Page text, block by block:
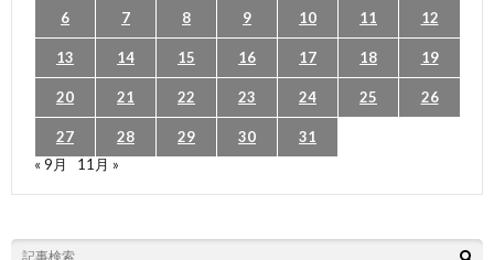
6 7 8 9 10 11 12
13 14 15 16 17 18 19
20 21 22 23 24 25 26
27 28 29 30
31
« 9月
11月 »